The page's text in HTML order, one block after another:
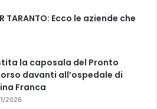
TARANTO: Ecco le aziende che
la caposala del Pronto
davanti all’ospedale di
Franca
2026